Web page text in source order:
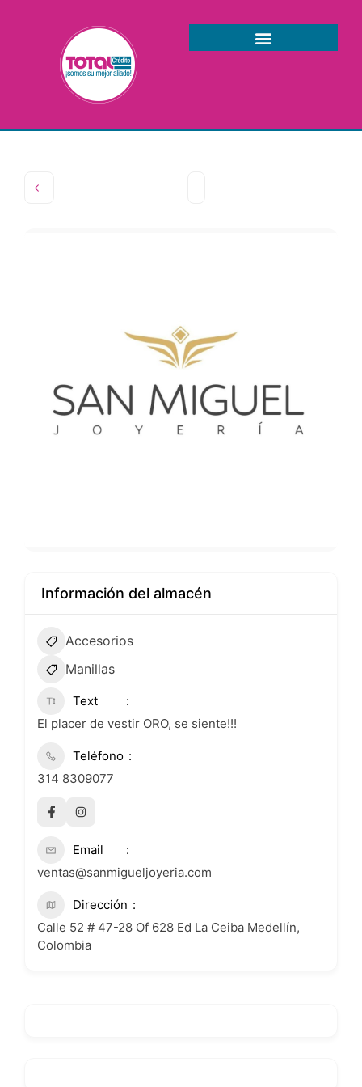
Información del almacén
Accesorios
Manillas
Text
El placer de vestir ORO, se siente!!!
Teléfono
314 8309077
Email
ventas@sanmigueljoyeria.com
Dirección
Calle 52 # 47-28 Of 628 Ed La Ceiba Medellín,
Colombia